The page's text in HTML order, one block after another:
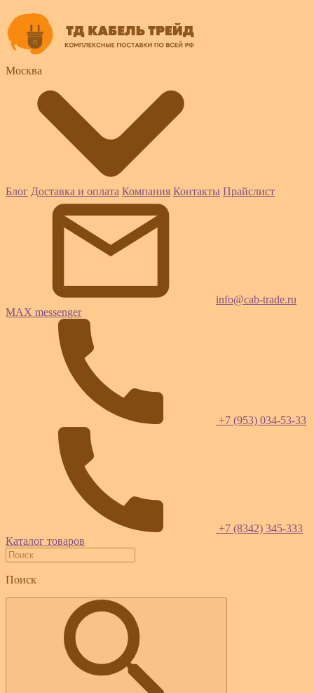
Москва
Блог Доставка и оплата Компания Контакты Прайслист
info@cab-trade.ru
MAX messenger
+7 (953) 034-53-33
+7 (8342) 345-333
Каталог товаров
Поиск